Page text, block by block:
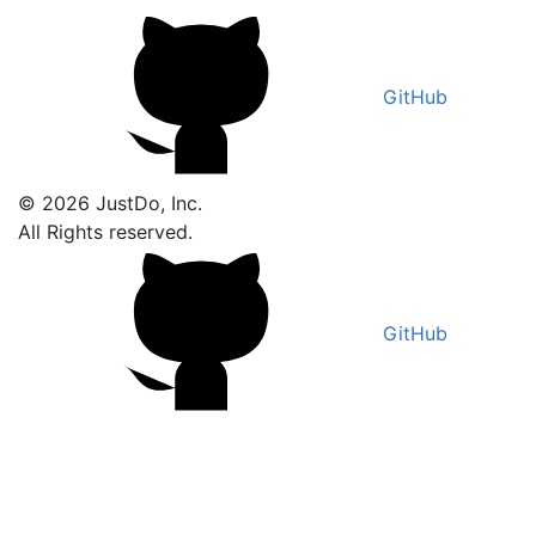
GitHub
© 2026 JustDo, Inc.
All Rights reserved.
GitHub